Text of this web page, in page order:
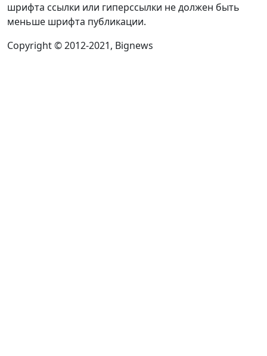
шрифта ссылки или гиперссылки не должен быть
меньше шрифта публикации.
Copyright © 2012-2021, Bignews